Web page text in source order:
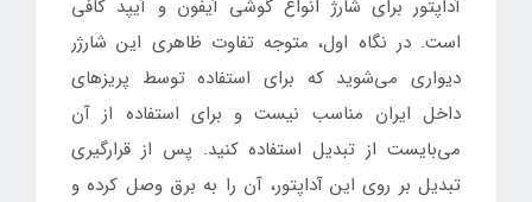
آداپتور برای شارژ انواع گوشی آیفون و آیپد کافی
است. در نگاه اول، متوجه تفاوت ظاهری این شارژر
دیواری می‌شوید که برای استفاده توسط پریزهای
داخل ایران مناسب نیست و برای استفاده از آن
می‌بایست از تبدیل استفاده کنید. پس از قرارگیری
تبدیل بر روی این آداپتور، آن را به برق وصل کرده و